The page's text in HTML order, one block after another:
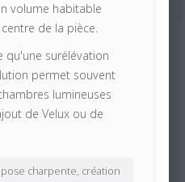
volume habitable
de la pièce.
qu'une surélévation
permet souvent
lumineuses
de Velux ou de
charpente, création